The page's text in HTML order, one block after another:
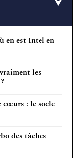
en est Intel en
les
cœurs : le socle
des tâches